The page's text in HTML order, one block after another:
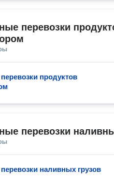
перевозки
продуктов
перевозки
наливных грузов